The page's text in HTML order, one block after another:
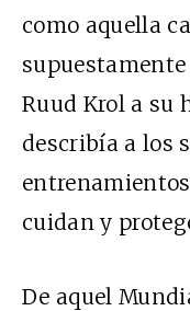
como aquella
Ruud Krol a su
describía a los
cuidan y
De aquel